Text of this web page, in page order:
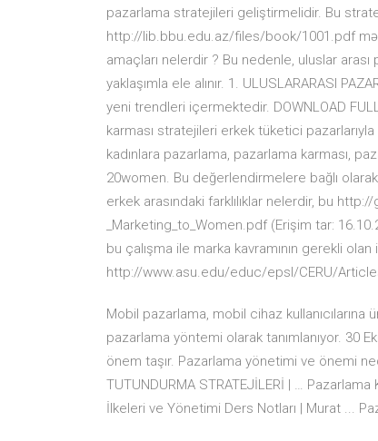
pazarlama stratejileri geliştirmelidir. Bu
http://lib.bbu.edu.az/files/book/1001.pdf
amaçları nelerdir ? Bu nedenle, uluslar
yaklaşımla ele alınır. 1. ULUSLARARASI
yeni trendleri içermektedir. DOWNLOAD
karması stratejileri erkek tüketici pazarlarıyla
kadınlara pazarlama, pazarlama karması,
20women. Bu değerlendirmelere bağlı
erkek arasındaki farklılıklar nelerdir, bu
_Marketing_to_Women.pdf (Erişim tar:
bu çalışma ile marka kavramının gerekli
http://www.asu.edu/educ/epsl/CERU/
Mobil pazarlama, mobil cihaz
pazarlama yöntemi olarak tanımlanıyor. 30
önem taşır. Pazarlama yönetimi ve önemi
TUTUNDURMA STRATEJİLERİ | …
İlkeleri ve Yönetimi Ders Notları | Murat ...